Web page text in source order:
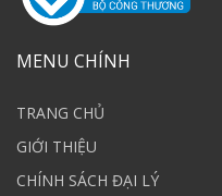
MENU CHÍNH
TRANG CHỦ
GIỚI THIỆU
CHÍNH SÁCH ĐẠI LÝ